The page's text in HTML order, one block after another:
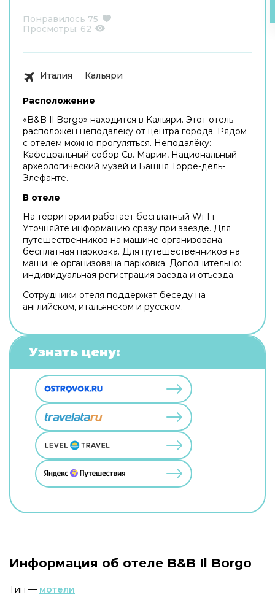
Понравилось 75
Просмотры: 62
Италия Кальяри
Расположение
«B&B Il Borgo» находится в Кальяри. Этот отель
расположен неподалёку от центра города. Рядом
с отелем можно прогуляться. Неподалёку:
Кафедральный собор Св. Марии, Национальный
археологический музей и Башня Торре-дель-
Элефанте.
В отеле
На территории работает бесплатный Wi-Fi.
Уточняйте информацию сразу при заезде. Для
путешественников на машине организована
бесплатная парковка. Для путешественников на
машине организована парковка. Дополнительно:
индивидуальная регистрация заезда и отъезда.
Сотрудники отеля поддержат беседу на
английском, итальянском и русском.
Узнать цену:
Информация об отеле B&B Il Borgo
Тип — мотели